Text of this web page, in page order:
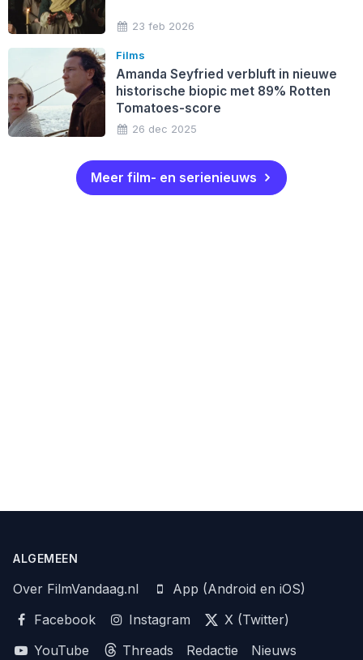
23 feb 2026
Films
Amanda Seyfried verbluft in nieuwe
historische biopic met 89% Rotten
Tomatoes-score
26 dec 2025
Meer film- en serienieuws
ALGEMEEN
Over FilmVandaag.nl
App (Android en iOS)
Facebook
Instagram
X (Twitter)
YouTube
Threads Redactie
Nieuws